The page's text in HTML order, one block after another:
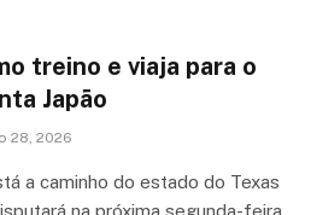
treino e viaja para o
Japão
28, 2026
a caminho do estado do Texas
na próxima segunda-feira